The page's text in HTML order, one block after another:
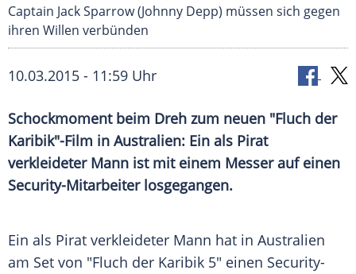
Captain Jack Sparrow (Johnny Depp) müssen sich gegen
ihren Willen verbünden
10.03.2015 - 11:59 Uhr
Schockmoment beim Dreh zum neuen "Fluch der
Karibik"-Film in Australien: Ein als Pirat
verkleideter Mann ist mit einem Messer auf einen
Security-Mitarbeiter losgegangen.
Ein als Pirat verkleideter Mann hat in Australien
am Set von "Fluch der Karibik 5" einen Security-